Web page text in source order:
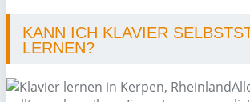
KANN ICH KLAVIER
LERNEN?